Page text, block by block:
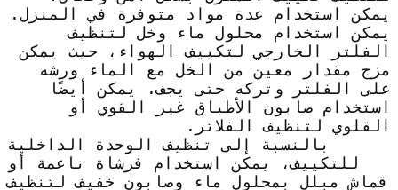
يمكن استخدام عدة مواد متوفرة في المنزل.
يمكن استخدام محلول ماء وخل لتنظيف
الفلتر الخارجي لتكييف الهواء، حيث يمكن
مزج مقدار معين من الخل مع الماء ورشه
على الفلتر وتركه حتى يجف. يمكن أيضًا
استخدام صابون الأطباق غير القوي أو
القلوي لتنظيف الفلاتر.
بالنسبة إلى تنظيف الوحدة الداخلية
للتكييف، يمكن استخدام فرشاة ناعمة أو
قماش مبلل بمحلول ماء وصابون خفيف لتنظيف